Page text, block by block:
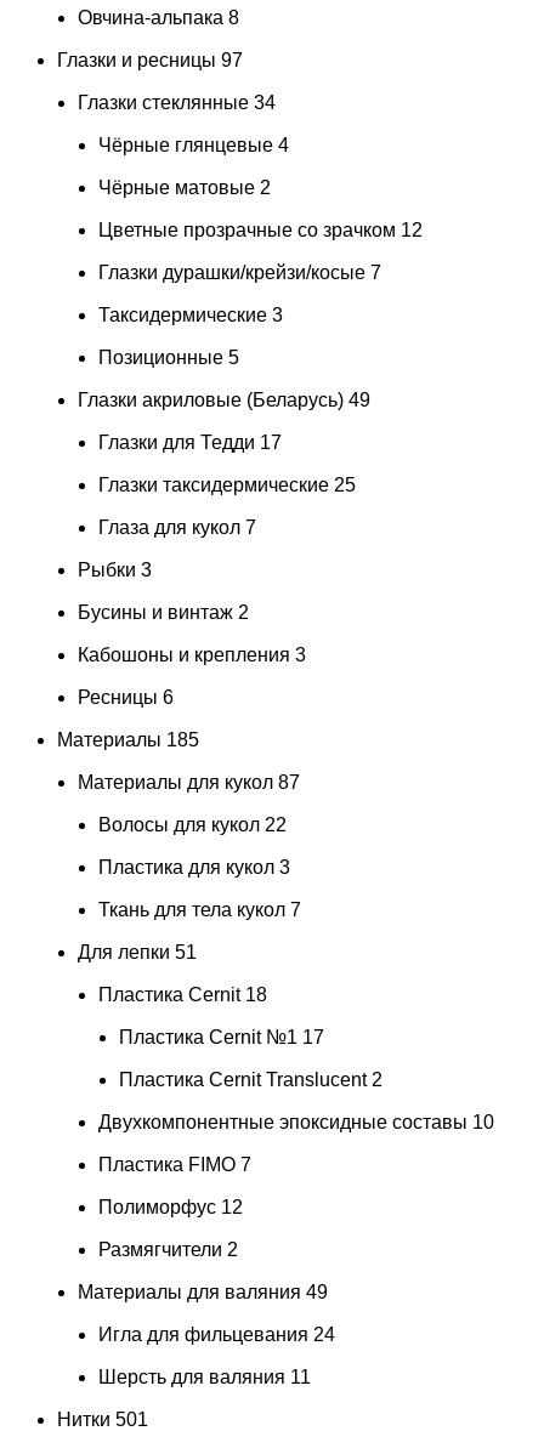
Овчина-альпака 8
Глазки и ресницы 97
Глазки стеклянные 34
Чёрные глянцевые 4
Чёрные матовые 2
Цветные прозрачные со зрачком 12
Глазки дурашки/крейзи/косые 7
Таксидермические 3
Позиционные 5
Глазки акриловые (Беларусь) 49
Глазки для Тедди 17
Глазки таксидермические 25
Глаза для кукол 7
Рыбки 3
Бусины и винтаж 2
Кабошоны и крепления 3
Ресницы 6
Материалы 185
Материалы для кукол 87
Волосы для кукол 22
Пластика для кукол 3
Ткань для тела кукол 7
Для лепки 51
Пластика Cernit 18
Пластика Cernit №1 17
Пластика Cernit Translucent 2
Двухкомпонентные эпоксидные составы 10
Пластика FIMO 7
Полиморфус 12
Размягчители 2
Материалы для валяния 49
Игла для фильцевания 24
Шерсть для валяния 11
Нитки 501